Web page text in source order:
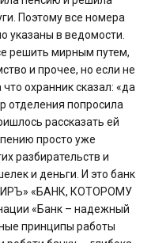
Поэтому все номера
указаны в ведомости.
решить мирным путем,
и прочее, но если не
охранник сказал: «да
отделения попросила
рассказать ей
просто уже
разбирательств и
и деньги. И это банк
«БАНК, КОТОРОМУ
«Банк – надежный
принципы работы